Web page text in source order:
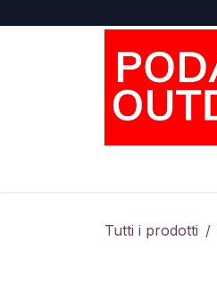
Tutti i prodotti